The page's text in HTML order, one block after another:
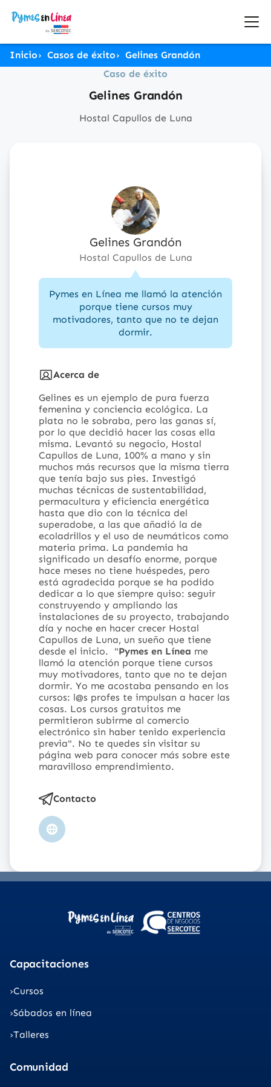
Inicio Casos de éxito
Gelines Grandón
Caso de éxito
Gelines Grandón
Hostal Capullos de Luna
Gelines Grandón
Hostal Capullos de Luna
Pymes en Línea me llamó la atención
porque tiene cursos muy
motivadores, tanto que no te dejan
dormir.
Acerca de
Gelines es un ejemplo de pura fuerza
femenina y conciencia ecológica. La
plata no le sobraba, pero las ganas sí,
por lo que decidió hacer las cosas ella
misma. Levantó su negocio, Hostal
Capullos de Luna, 100% a mano y sin
muchos más recursos que la misma tierra
que tenía bajo sus pies. Investigó
muchas técnicas de sustentabilidad,
permacultura y eficiencia energética
hasta que dio con la técnica del
superadobe, a las que añadió la de
ecoladrillos y el uso de neumáticos como
materia prima. La pandemia ha
significado un desafío enorme, porque
hace meses no tiene huéspedes, pero
está agradecida porque se ha podido
dedicar a lo que siempre quiso: seguir
construyendo y ampliando las
instalaciones de su proyecto, trabajando
día y noche en hacer crecer Hostal
Capullos de Luna, un sueño que tiene
desde el inicio.
"Pymes en Línea me
llamó la atención porque tiene cursos
muy motivadores, tanto que no te dejan
dormir. Yo me acostaba pensando en los
cursos: l@s profes te impulsan a hacer las
cosas. Los cursos gratuitos me
permitieron subirme al comercio
electrónico sin haber tenido experiencia
previa". No te quedes sin visitar su
página web para conocer más sobre este
maravilloso emprendimiento.
Contacto
Sitio
Capacitaciones
Cursos
Sábados en línea
Talleres
Comunidad